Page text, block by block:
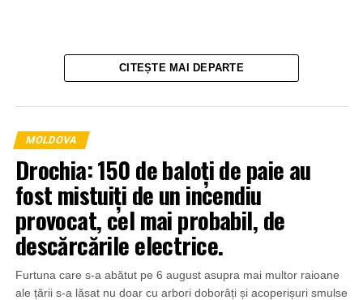
CITEȘTE MAI DEPARTE
MOLDOVA
Drochia: 150 de baloți de paie au
fost mistuiți de un incendiu
provocat, cel mai probabil, de
descărcările electrice.
Furtuna care s-a abătut pe 6 august asupra mai multor raioane
ale țării s-a lăsat nu doar cu arbori doborâți și acoperișuri smulse